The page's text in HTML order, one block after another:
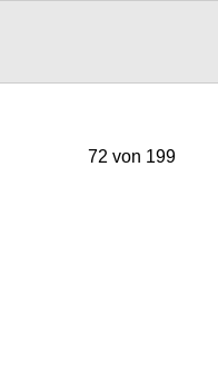
72 von 199